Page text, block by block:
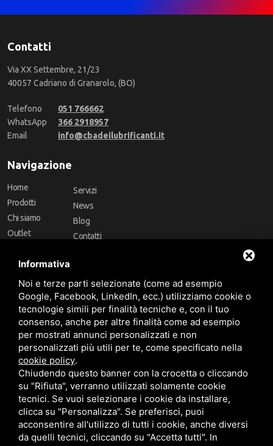
Contatti
Via XX Settembre, 21/23
40057 Cadriano di Granarolo, (BO)
Telefono
051 766662
WhatsApp
366 2918957
Email
info@cbadeilubrificanti.it
Navigazione
Home
Prodotti
Chi siamo
Outlet
Marchi
Servizi
News
Blog
Contatti
Follow Us
Area riservata
CBA dei Lubrificanti Spa - P. IVA 00624811204 - Codice fiscale 03472740376
Informativa
Noi e terze parti selezionate (come ad esempio
Google, Facebook, LinkedIn, ecc.) utilizziamo cookie o
tecnologie simili per finalità tecniche e, con il tuo
consenso, anche per altre finalità come ad esempio
per mostrati annunci personalizzati e non
personalizzati più utili per te, come specificato nella
cookie policy.
Chiudendo questo banner con la crocetta o cliccando
su "Rifiuta", verranno utilizzati solamente cookie
tecnici. Se vuoi selezionare i cookie da installare,
clicca su "Personalizza". Se preferisci, puoi
acconsentire all'utilizzo di tutti i cookie, anche diversi
da quelli tecnici, cliccando su "Accetta tutti". In